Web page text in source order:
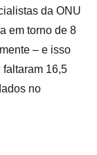
da ONU
em torno de 8
– e isso
16,5
no